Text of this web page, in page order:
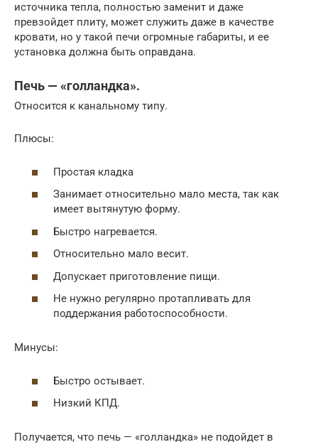
источника тепла, полностью заменит и даже
превзойдет плиту, может служить даже в качестве
кровати, но у такой печи огромные габариты, и ее
установка должна быть оправдана.
Печь — «голландка».
Относится к канальному типу.
Плюсы:
Простая кладка
Занимает относительно мало места, так как
имеет вытянутую форму.
Быстро нагревается.
Относительно мало весит.
Допускает приготовление пищи.
Не нужно регулярно протапливать для
поддержания работоспособности.
Минусы:
Быстро остывает.
Низкий КПД.
Получается, что печь — «голландка» не подойдет в